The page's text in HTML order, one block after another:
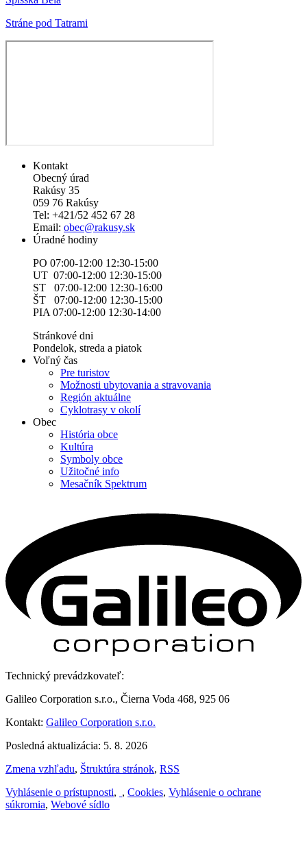
Stráne pod Tatrami
Kontakt
Obecný úrad
Rakúsy 35
059 76 Rakúsy
Tel: +421/52 452 67 28
Email: obec@rakusy.sk
Úradné hodiny
PO 07:00-12:00 12:30-15:00
UT 07:00-12:00 12:30-15:00
ST 07:00-12:00 12:30-16:00
ŠT 07:00-12:00 12:30-15:00
PIA 07:00-12:00 12:30-14:00
Stránkové dni
Pondelok, streda a piatok
Voľný čas
Pre turistov
Možnosti ubytovania a stravovania
Región aktuálne
Cyklotrasy v okolí
Obec
História obce
Kultúra
Symboly obce
Užitočné info
Mesačník Spektrum
Technický prevádzkovateľ:
Galileo Corporation s.r.o., Čierna Voda 468, 925 06
Kontakt: Galileo Corporation s.r.o.
Posledná aktualizácia: 5. 8. 2026
Zmena vzhľadu, Štruktúra stránok, RSS
Vyhlásenie o prístupnosti, , Cookies, Vyhlásenie o ochrane
súkromia, Webové sídlo